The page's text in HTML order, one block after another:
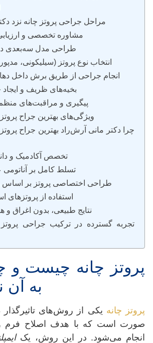
مراحل جراحی پروتز چانه نزد
۱. مشاوره تخصصی و
۲. طراحی مدل سه‌بعدی
۳. انتخاب نوع پروتز (سیلیکونی،
۴. انجام جراحی از طریق برش داخل
۵. بخیه‌های ظریف و
۶. پیگیری و مراقبت‌های
ویژگی‌های بهترین جراح
چرا دکتر مانی آرش‌راد بهترین جراح
تخصص آکادمیک و
تسلط کامل بر
طراحی اختصاصی پروتز بر
استفاده از پروتزهای
نتایج طبیعی، بدون اغراق و
تجربه گسترده در ترکیب جراحی پروتز
پروتز چانه چیست و
به آن
پروتز چانه یکی از روش‌های تاثیرگذار
صورت است که با هدف اصلاح فرم
انجام می‌شود. در این روش، یک